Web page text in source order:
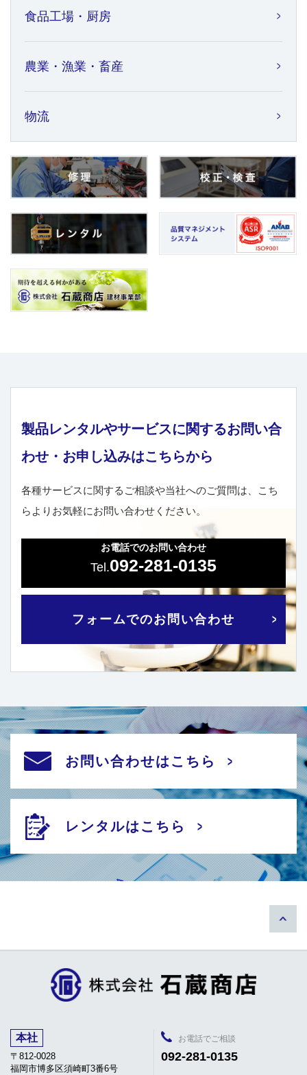
食品工場・厨房
農業・漁業・畜産
物流
製品レンタルやサービスに関するお問い合
わせ・お申し込みはこちらから
各種サービスに関するご相談や当社へのご質問は、こち
らよりお気軽にお問い合わせください。
お電話でのお問い合わせ
092-281-0135
フォームでのお問い合わせ
お問い合わせはこちら
レンタルはこちら
本社
〒812-0028
福岡市博多区須崎町3番6号
お電話でご相談
092-281-0135